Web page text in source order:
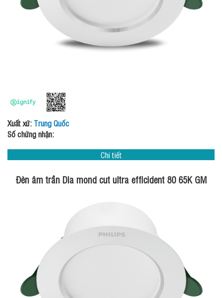
Xuất xứ: Trung Quốc
Số chứng nhận:
Chi tiết
Đèn âm trần Dia mond cut ultra efficident 80 65K GM